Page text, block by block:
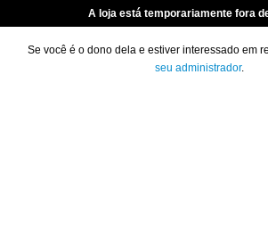
A loja está temporariamente fora
Se você é o dono dela e estiver interessado em
seu administrador.